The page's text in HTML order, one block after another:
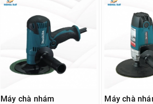
Máy chà nhám
Máy chà